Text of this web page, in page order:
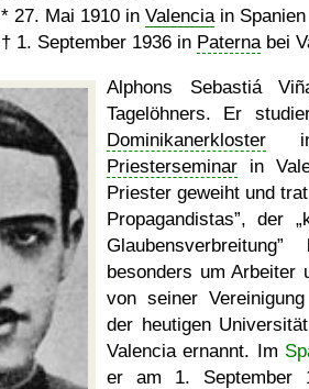
* 27. Mai 1910 in Valenciain Spanien
† 1. September 1936 in Paternabei
Alphons Sebastiá
Tagelöhners. Er
Dominikanerkloster in
Priesterseminar in
Priester geweiht und
Propagandistas , der
Glaubensverbreitung
besonders um Arbeiter
von seiner
der heutigen
Valencia ernannt. Im
er am 1. September